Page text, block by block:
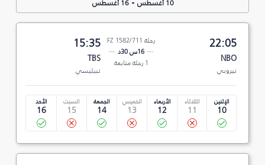
10 أغسطس 16 أغسطس
22:05
NBO
نيروبي
رحلة FZ 1582/711
16س 30د
1 رحلة متابعة
15:35
TBS
تبيليسي
الإثنين
10
الثلاثاء
11
الأربعاء
12
الخميس
13
الجمعة
14
السبت
15
الأحد
16